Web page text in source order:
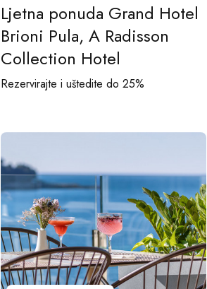
Ljetna ponuda Grand Hotel
Brioni Pula, A Radisson
Collection Hotel
Rezervirajte i uštedite do 25%